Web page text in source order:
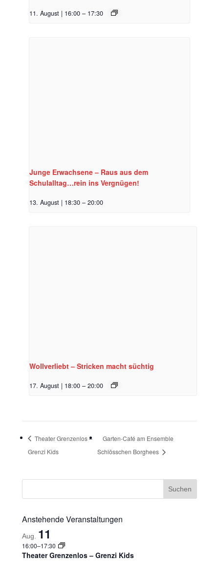
11. August | 16:00 – 17:30
Junge Erwachsene – Raus aus dem
Schulalltag…rein ins Vergnügen!
13. August | 18:30 – 20:00
Wollverliebt – Stricken macht süchtig
17. August | 18:00 – 20:00
Theater Grenzenlos –
Grenzi Kids
Garten-Café am Ensemble
Schlösschen Borghees
Anstehende Veranstaltungen
Aug. 11
16:00–17:30
Theater Grenzenlos – Grenzi Kids